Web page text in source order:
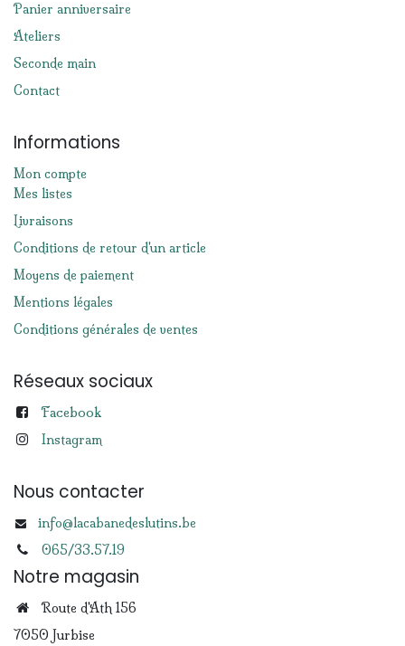
Panier anniversaire
Ateliers
Seconde main
Contact
Informations
Mon compte
Mes listes
Livraisons
Conditions de retour d'un article
Moyens de paiement
Mentions légales
Conditions générales de ventes
Réseaux sociaux
Facebook
Instagram
Nous contacter
info@lacabanedeslutins.be
065/33.57.19
Notre magasin
Route d'Ath 156
7050 Jurbise